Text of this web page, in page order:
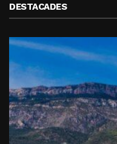
DESTACADES